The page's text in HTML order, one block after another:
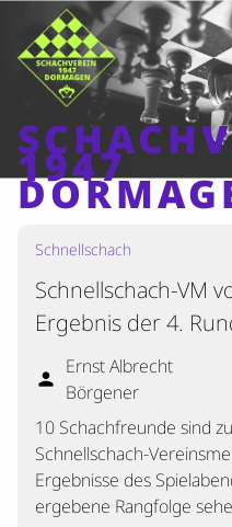
1947
Home
Beiträge
Mannschaften
Ranglisten
Termine
Verschiedenes
Kontakt
Schnellschach
Schnellschach-VM
Ergebnis der 4.
person
Ernst Albrecht
Börgener
10 Schachfreunde sind
Schnellschach-
Ergebnisse des
ergebene Rangfolge